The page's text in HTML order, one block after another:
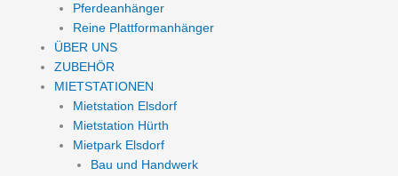
Pferdeanhänger
Reine Plattformanhänger
ÜBER UNS
ZUBEHÖR
MIETSTATIONEN
Mietstation Elsdorf
Mietstation Hürth
Mietpark Elsdorf
Bau und Handwerk